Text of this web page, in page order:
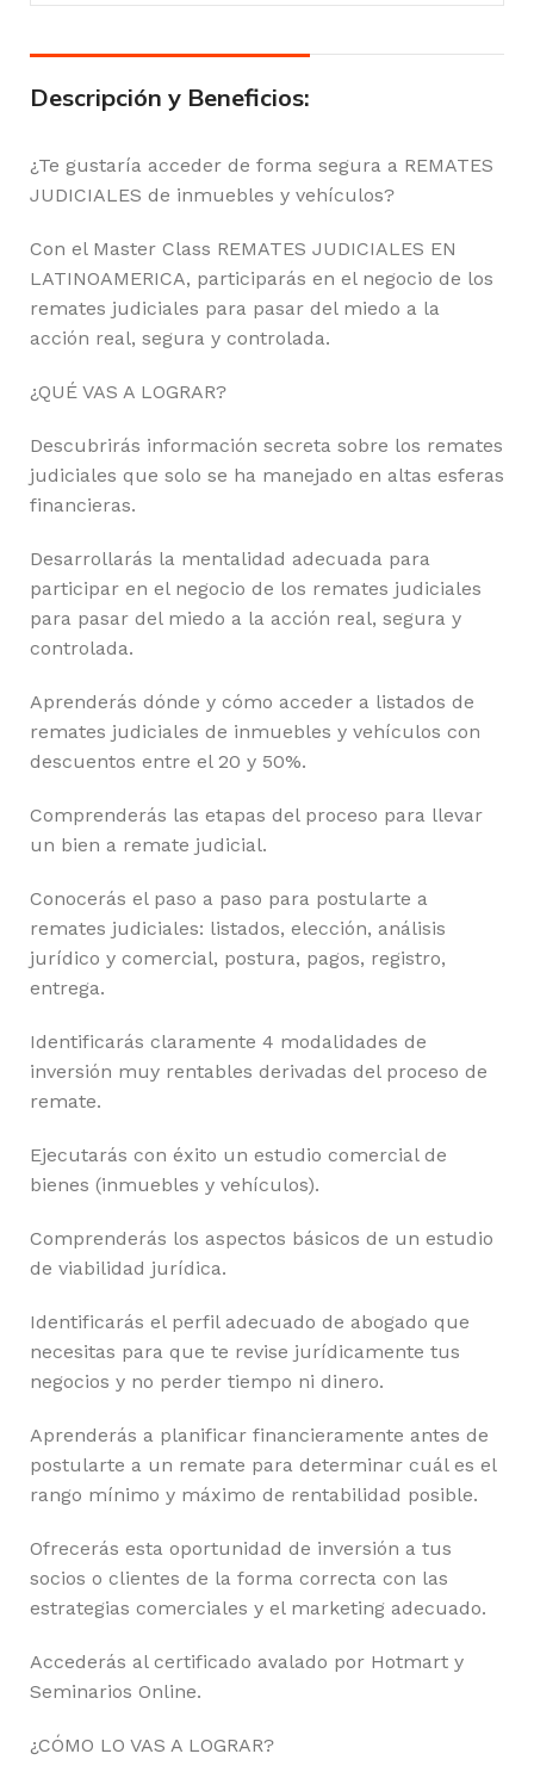
Descripción y Beneficios:
¿Te gustaría acceder de forma segura a REMATES
JUDICIALES de inmuebles y vehículos?
Con el Master Class REMATES JUDICIALES EN
LATINOAMERICA, participarás en el negocio de los
remates judiciales para pasar del miedo a la
acción real, segura y controlada.
¿QUÉ VAS A LOGRAR?
Descubrirás información secreta sobre los remates
judiciales que solo se ha manejado en altas esferas
financieras.
Desarrollarás la mentalidad adecuada para
participar en el negocio de los remates judiciales
para pasar del miedo a la acción real, segura y
controlada.
Aprenderás dónde y cómo acceder a listados de
remates judiciales de inmuebles y vehículos con
descuentos entre el 20 y 50%.
Comprenderás las etapas del proceso para llevar
un bien a remate judicial.
Conocerás el paso a paso para postularte a
remates judiciales: listados, elección, análisis
jurídico y comercial, postura, pagos, registro,
entrega.
Identificarás claramente 4 modalidades de
inversión muy rentables derivadas del proceso de
remate.
Ejecutarás con éxito un estudio comercial de
bienes (inmuebles y vehículos).
Comprenderás los aspectos básicos de un estudio
de viabilidad jurídica.
Identificarás el perfil adecuado de abogado que
necesitas para que te revise jurídicamente tus
negocios y no perder tiempo ni dinero.
Aprenderás a planificar financieramente antes de
postularte a un remate para determinar cuál es el
rango mínimo y máximo de rentabilidad posible.
Ofrecerás esta oportunidad de inversión a tus
socios o clientes de la forma correcta con las
estrategias comerciales y el marketing adecuado.
Accederás al certificado avalado por Hotmart y
Seminarios Online.
¿CÓMO LO VAS A LOGRAR?